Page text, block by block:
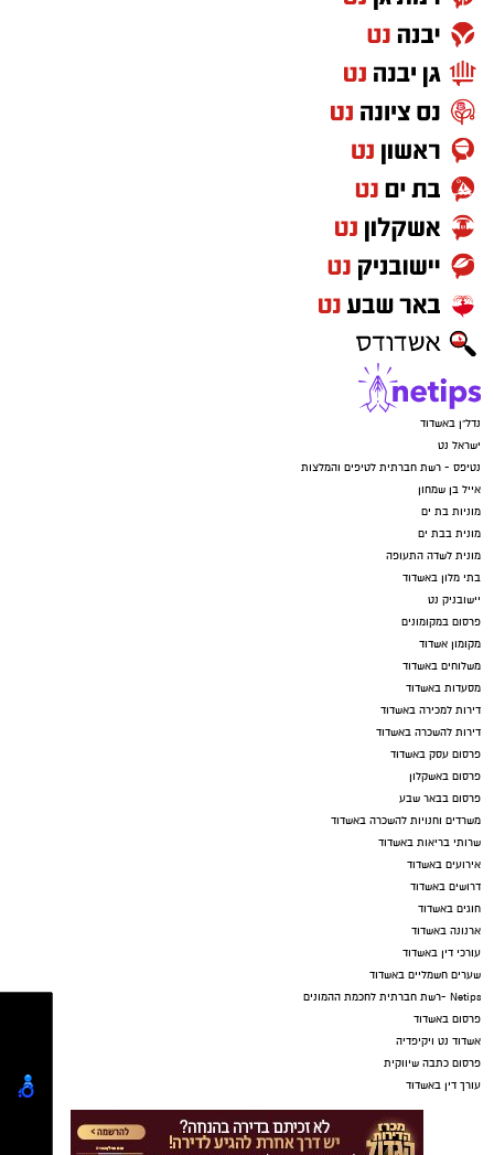
נדל"ן באשדוד
ישראל נט
נטיפס - רשת חברתית לטיפים והמלצות
אייל בן שמחון
מוניות בת ים
מונית בבת ים
מונית לשדה התעופה
בתי מלון באשדוד
יישובניק נט
פרסום במקומונים
מקומון אשדוד
משלוחים באשדוד
מסעדות באשדוד
דירות למכירה באשדוד
דירות להשכרה באשדוד
פרסום עסק באשדוד
פרסום באשקלון
פרסום בבאר שבע
משרדים וחנויות להשכרה באשדוד
שרותי בריאות באשדוד
אירועים באשדוד
דרושים באשדוד
חוגים באשדוד
ארנונה באשדוד
עורכי דין באשדוד
שערים חשמליים באשדוד
Netips -רשת חברתית לחכמת ההמונים
פרסום באשדוד
אשדוד נט ויקיפדיה
פרסום כתבה שיווקית
עורך דין באשדוד